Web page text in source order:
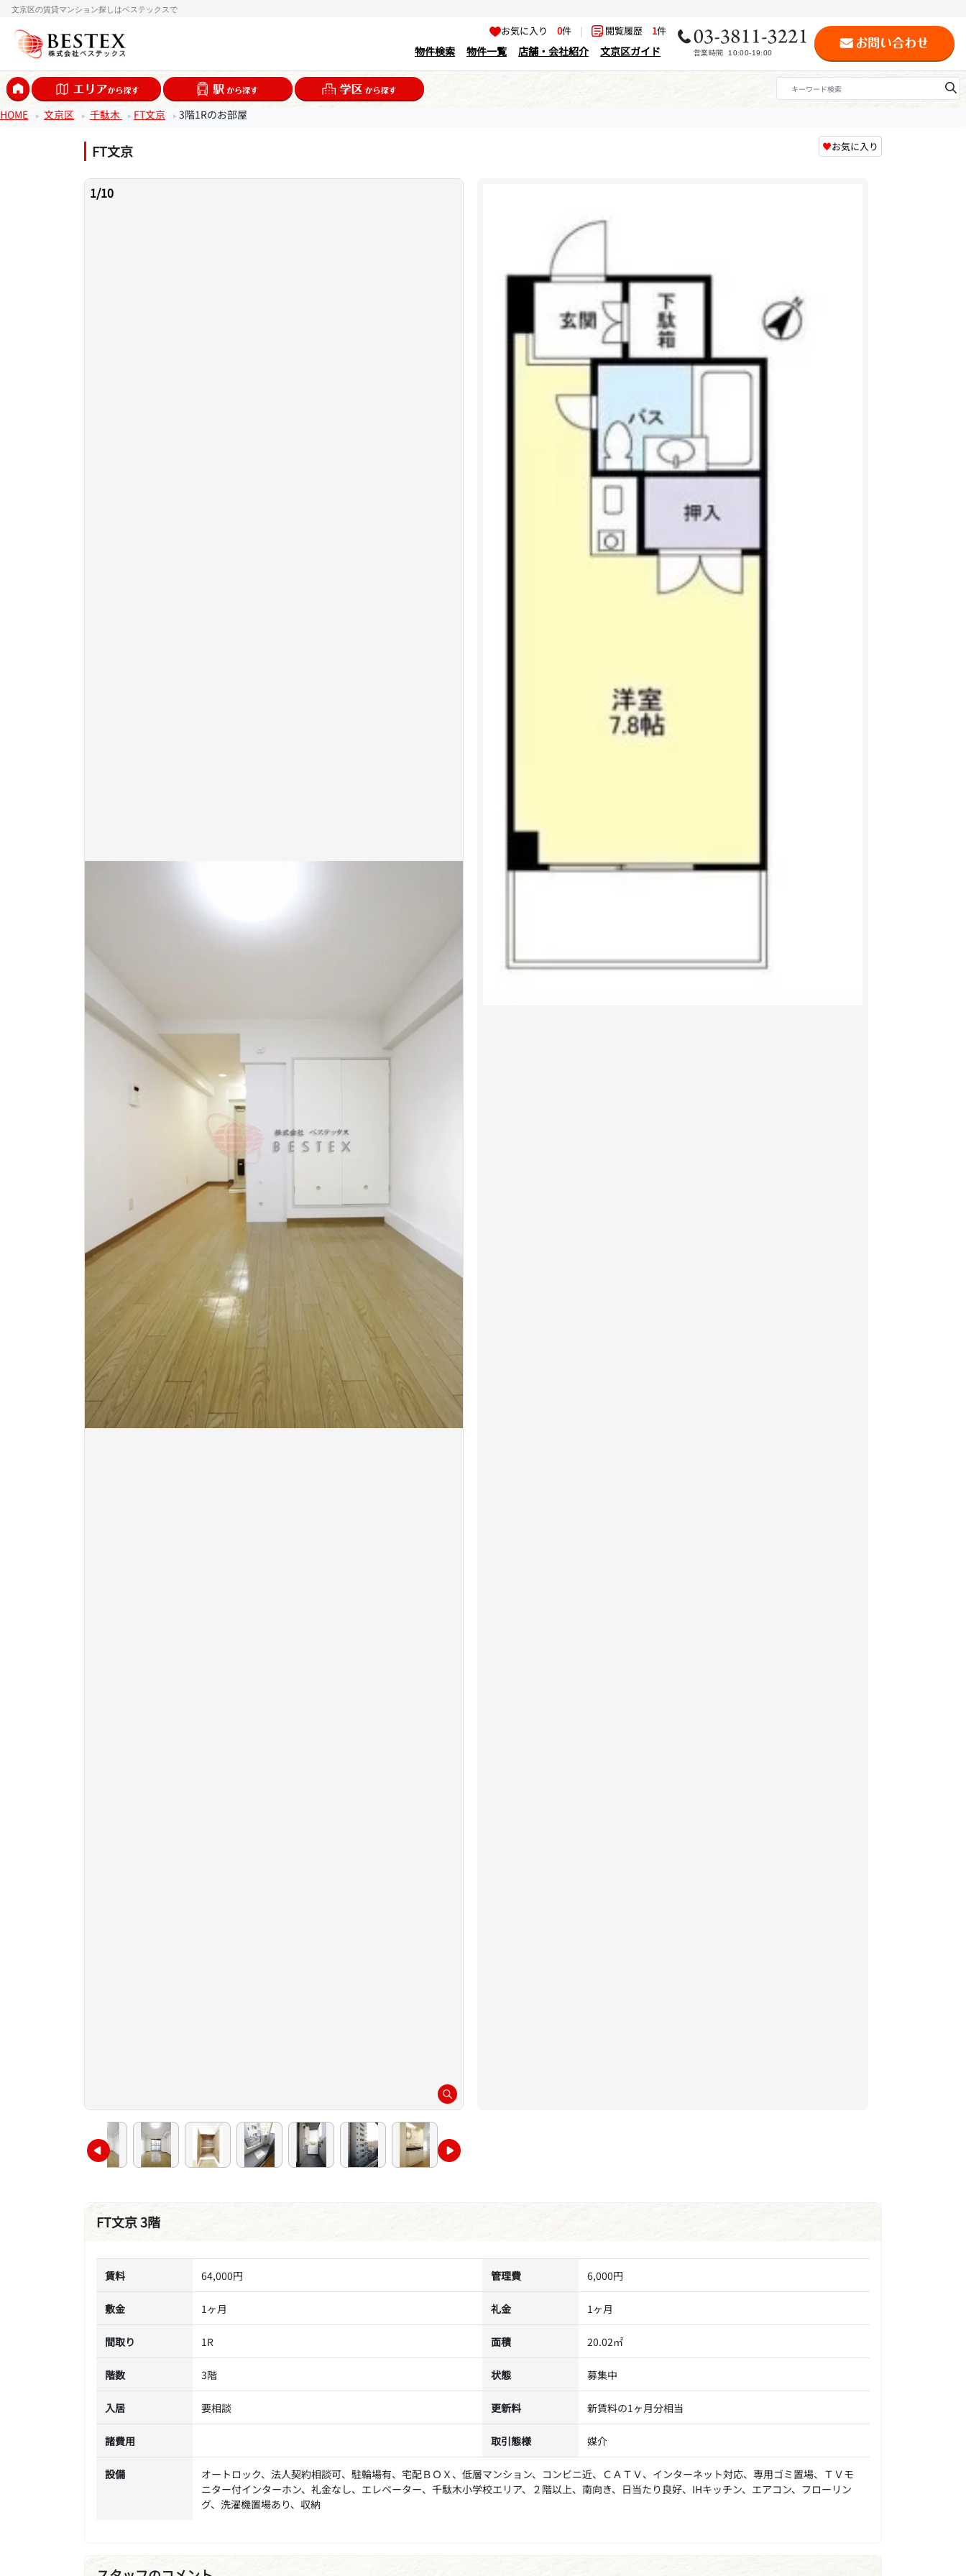
文京区の賃貸マンション探しはベステックスで
お気に入り0件 | 閲覧履歴 1件
物件検索 物件一覧 店舗・会社紹介 文京区ガイド
HOME 文京区 千駄木 FT文京 3階1Rのお部屋
FT文京 ♥お気に入り
1/10
FT文京 3階
賃料 64,000円 管理費 6,000円
敷金 1ヶ月 礼金 1ヶ月
間取り 1R 面積 20.02㎡
階数 3階 状態 募集中
入居 要相談 更新料 新賃料の1ヶ月分相当
諸費用 取引態様 媒介
設備
オートロック、法人契約相談可、駐輪場有、宅配ＢＯＸ、低層マンション、コンビニ近、ＣＡＴＶ、インターネット対応、専用ゴミ置場、ＴＶモ
ニター付インターホン、礼金なし、エレベーター、千駄木小学校エリア、２階以上、南向き、日当たり良好、IHキッチン、エアコン、フローリン
グ、洗濯機置場あり、収納